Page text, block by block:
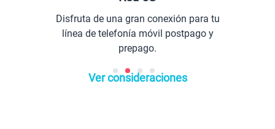
de una gran conexión para tu
de telefonía móvil postpago y
Ver consideraciones